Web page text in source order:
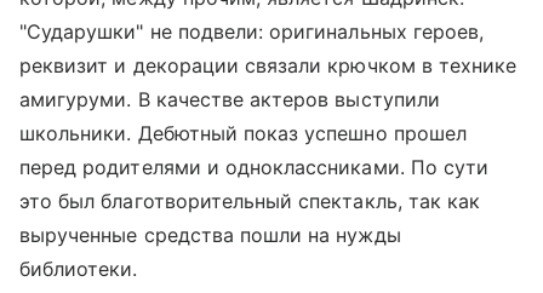
"Сударушки" не подвели: оригинальных героев,
реквизит и декорации связали крючком в технике
амигуруми. В качестве актеров выступили
школьники. Дебютный показ успешно прошел
перед родителями и одноклассниками. По сути
это был благотворительный спектакль, так как
вырученные средства пошли на нужды
библиотеки.